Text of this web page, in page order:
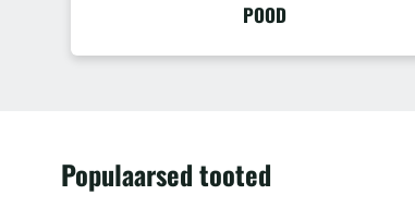
POOD
Populaarsed tooted